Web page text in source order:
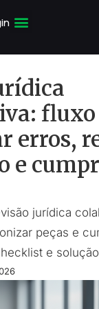
erros,
e
jurídica
peças e
e